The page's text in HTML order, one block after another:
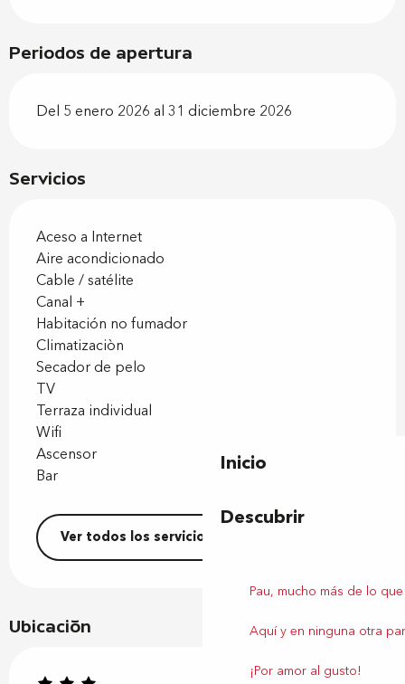
Inicio
Descubrir
Pau, mucho más de lo
Aquí y en ninguna otra
¡Por amor al gusto!
Servicios
Aceso a Internet
Aire acondicionado
Cable / satélite
Canal +
Habitación no fumador
Climatizaciòn
Secador de pelo
TV
Terraza individual
Wifi
Ascensor
Bar
Ver todos los servicios
Periodos de apertura
Del 5 enero 2026 al 31 diciembre 2026
Ubicación